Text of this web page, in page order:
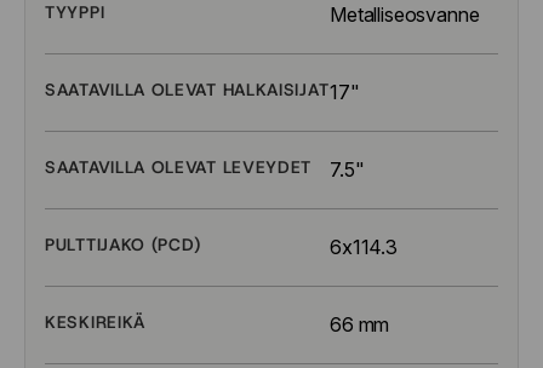
TYYPPI Metalliseosvanne
SAATAVILLA OLEVAT HALKAISIJAT17"
SAATAVILLA OLEVAT LEVEYDET 7.5"
PULTTIJAKO (PCD) 6x114.3
KESKIREIKÄ 66 mm